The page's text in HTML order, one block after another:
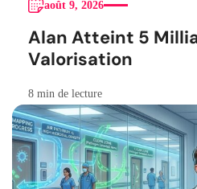
août 9, 2026
Alan Atteint 5
Valorisation
8 min de lecture